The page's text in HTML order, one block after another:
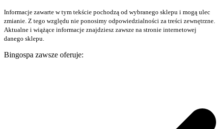
Informacje zawarte w tym tekście pochodzą od wybranego sklepu i mogą ulec
zmianie. Z tego względu nie ponosimy odpowiedzialności za treści zewnętrzne.
Aktualne i wiążące informacje znajdziesz zawsze na stronie internetowej
danego sklepu.
Bingospa zawsze oferuje: